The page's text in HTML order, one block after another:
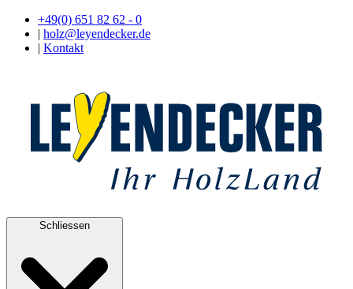
+49(0) 651 82 62 - 0
| holz@leyendecker.de
| Kontakt
Schliessen